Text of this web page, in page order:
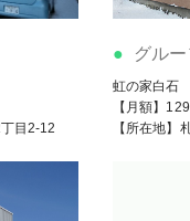
目2-12
グル
虹の家白石
【月額】
【所在地】